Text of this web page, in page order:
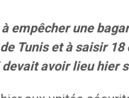
empêcher une
Tunis et à saisir
avoir lieu hier